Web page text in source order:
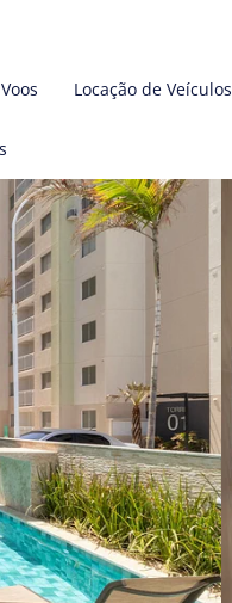
Voos Locação de Veículos